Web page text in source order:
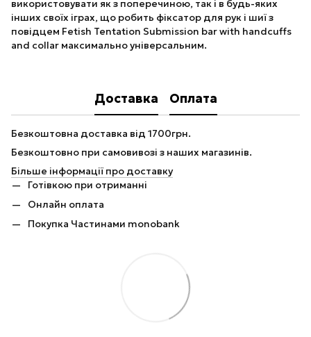
використовувати як з поперечиною, так і в будь-яких
інших своїх іграх, що робить фіксатор для рук і шиї з
повідцем Fetish Tentation Submission bar with handcuffs
and collar максимально універсальним.
Доставка Оплата
Безкоштовна доставка від 1700грн.
Безкоштовно при самовивозі з наших магазинів.
Більше інформації про доставку
Готівкою при отриманні
Онлайн оплата
Покупка Частинами monobank